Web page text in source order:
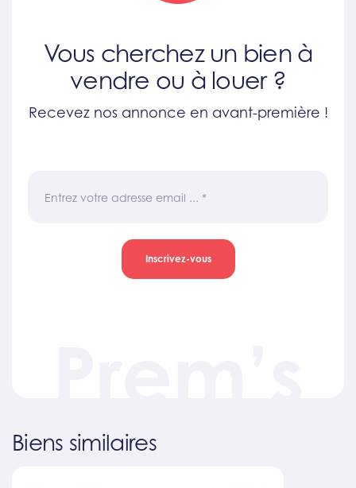
Vous cherchez un bien à
vendre ou à louer ?
Recevez nos annonce en avant-première !
Entrez votre adresse email ... *
Inscrivez-vous
Biens similaires